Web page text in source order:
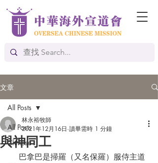
文章
All Posts
Chinese
All Posts
與神同工
林永裕牧師
2021年12月16日 讀畢需時 1 分鐘